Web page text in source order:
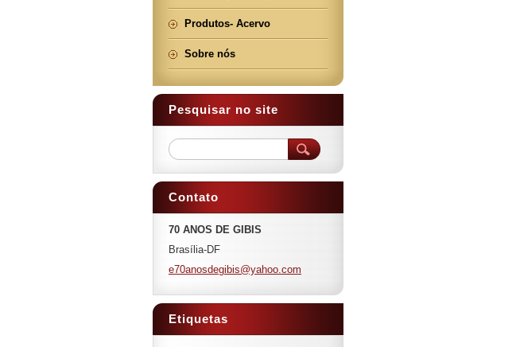
Produtos- Acervo
Sobre nós
Pesquisar no site
Contato
70 ANOS DE GIBIS
Brasília-DF
e70anosdegibis@yahoo.com
Etiquetas